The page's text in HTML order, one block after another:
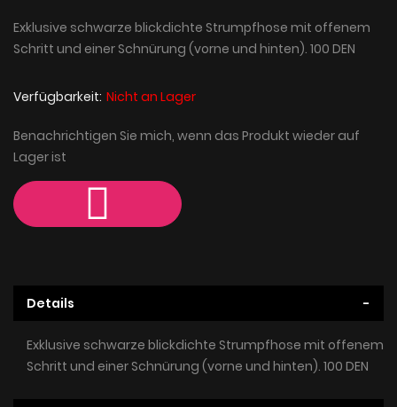
Exklusive schwarze blickdichte Strumpfhose mit offenem
Schritt und einer Schnürung (vorne und hinten). 100 DEN
Verfügbarkeit: Nicht an Lager
Benachrichtigen Sie mich, wenn das Produkt wieder auf
Lager ist
Details
Exklusive schwarze blickdichte Strumpfhose mit offenem
Schritt und einer Schnürung (vorne und hinten). 100 DEN